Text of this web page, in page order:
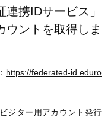
携IDサービス」
ウントを取得しま
https://federated-id.eduro
ビジター用アカウント発行